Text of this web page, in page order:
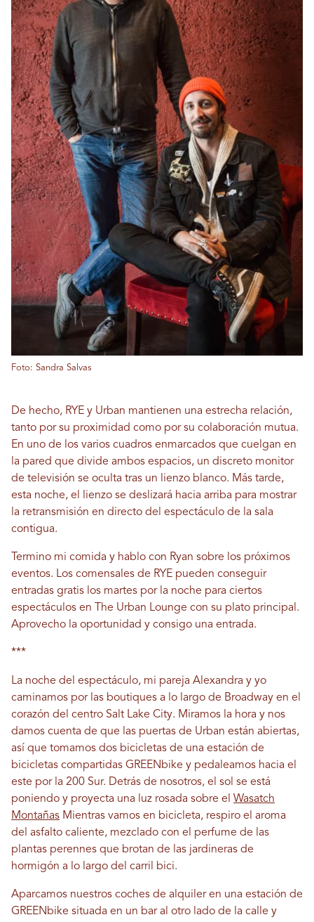
Foto: Sandra Salvas
De hecho, RYE y Urban mantienen una estrecha relación,
tanto por su proximidad como por su colaboración mutua.
En uno de los varios cuadros enmarcados que cuelgan en
la pared que divide ambos espacios, un discreto monitor
de televisión se oculta tras un lienzo blanco. Más tarde,
esta noche, el lienzo se deslizará hacia arriba para mostrar
la retransmisión en directo del espectáculo de la sala
contigua.
Termino mi comida y hablo con Ryan sobre los próximos
eventos. Los comensales de RYE pueden conseguir
entradas gratis los martes por la noche para ciertos
espectáculos en The Urban Lounge con su plato principal.
Aprovecho la oportunidad y consigo una entrada.
***
La noche del espectáculo, mi pareja Alexandra y yo
caminamos por las boutiques a lo largo de Broadway en el
corazón del centro Salt Lake City. Miramos la hora y nos
damos cuenta de que las puertas de Urban están abiertas,
así que tomamos dos bicicletas de una estación de
bicicletas compartidas GREENbike y pedaleamos hacia el
este por la 200 Sur. Detrás de nosotros, el sol se está
poniendo y proyecta una luz rosada sobre el Wasatch
Montañas Mientras vamos en bicicleta, respiro el aroma
del asfalto caliente, mezclado con el perfume de las
plantas perennes que brotan de las jardineras de
hormigón a lo largo del carril bici.
Aparcamos nuestros coches de alquiler en una estación de
GREENbike situada en un bar al otro lado de la calle y